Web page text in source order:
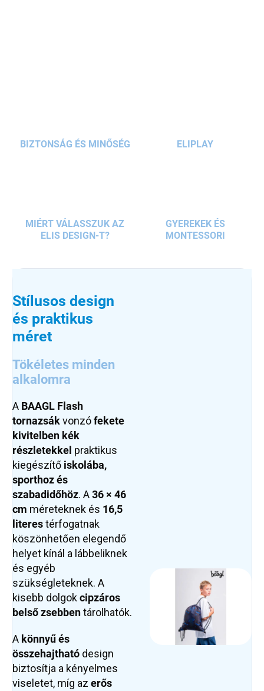
BIZTONSÁG ÉS MINŐSÉG ELIPLAY
MIÉRT VÁLASSZUK AZ
ELIS DESIGN-T?
GYEREKEK ÉS
MONTESSORI
Stílusos design
és praktikus
méret
Tökéletes minden
alkalomra
A BAAGL Flash
tornazsákvonzófekete
kivitelben kék
részletekkel praktikus
kiegészítő iskolába,
sporthoz és
szabadidőhöz. A36 × 46
cm méreteknek és 16,5
literestérfogatnak
köszönhetően elegendő
helyet kínál a lábbeliknek
és egyéb
szükségleteknek. A
kisebb dolgokcipzáros
belső zsebbentárolhatók.
A könnyű és
összehajtható design
biztosítja a kényelmes
viseletet, míg az erős